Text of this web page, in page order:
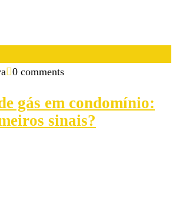
0 comments
gás em condomínio:
sinais?